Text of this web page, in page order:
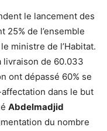
le lancement des
de l’ensemble
ministre de l’Habitat.
livraison de 60.033
ont dépassé 60% se
dans le but
Abdelmadjid
du nombre